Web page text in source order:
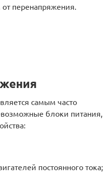
перенапряжения.
самым часто
блоки питания,
постоянного тока;